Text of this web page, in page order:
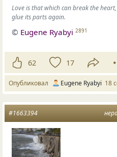
Love is that which can break the
glue its parts again.
© Eugene Ryabyi 2891
62 17
Опубликовал Eugene Ryabyi 18
#1663394